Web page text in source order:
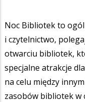
Noc Bibliotek to
i czytelnictwo,
otwarciu bibliotek,
specjalne atrakcje
na celu między
zasobów bibliotek w